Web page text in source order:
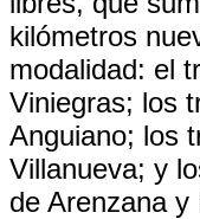
kilómetros
modalidad: el
Viniegras; los
Anguiano; los
Villanueva; y
de Arenzana y